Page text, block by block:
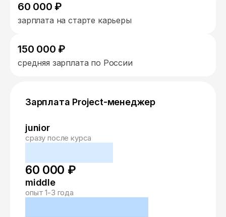
60 000 ₽
зарплата на старте карьеры
150 000 ₽
средняя зарплата по России
Зарплата Project-менеджер
junior
сразу после курса
60 000 ₽
middle
опыт 1-3 года